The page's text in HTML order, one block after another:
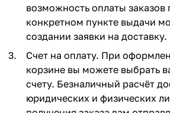
возможность оплаты заказов
конкретном пункте выдачи
создании заявки на доставку.
Счет на оплату. При
корзине вы можете выбрать
счету. Безналичный расчёт
юридических и физических